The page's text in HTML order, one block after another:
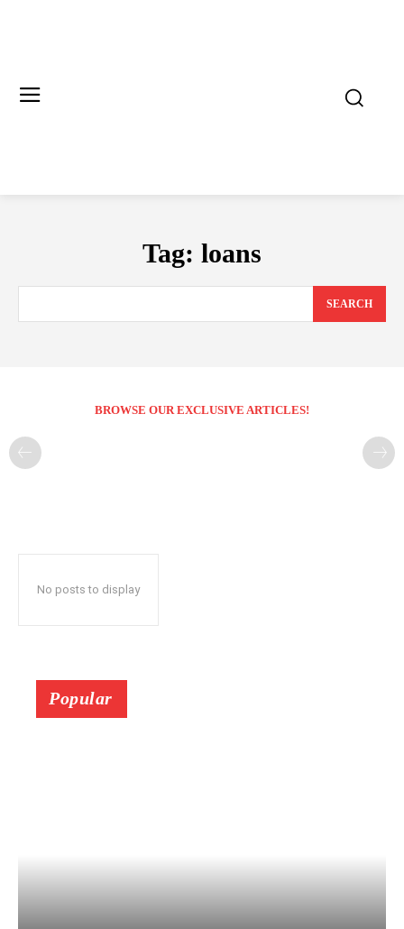
Tag: loans
SEARCH
BROWSE OUR EXCLUSIVE ARTICLES!
No posts to display
Popular